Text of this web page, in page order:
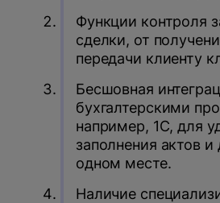
Функции контроля
сделки, от
передачи клиенту
Бесшовная
бухгалтерскими
например, 1С, для
заполнения актов
одном месте.
Наличие